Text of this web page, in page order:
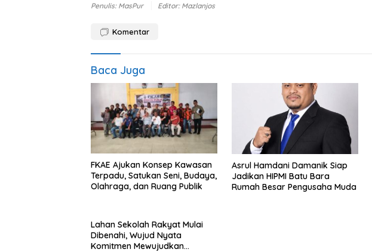
Penulis: MasPur Editor: Mazlanjos
Komentar
Baca Juga
FKAE Ajukan Konsep Kawasan
Terpadu, Satukan Seni, Budaya,
Olahraga, dan Ruang Publik
Asrul Hamdani Damanik Siap
Jadikan HIPMI Batu Bara
Rumah Besar Pengusaha Muda
Lahan Sekolah Rakyat Mulai
Dibenahi, Wujud Nyata
Komitmen Mewujudkan